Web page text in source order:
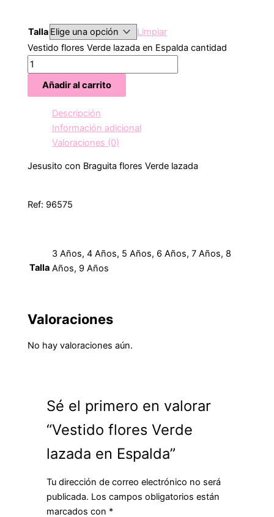
Talla
Limpiar
Vestido flores Verde lazada en Espalda cantidad
Añadir al carrito
Descripción
Información adicional
Valoraciones (0)
Jesusito con Braguita flores Verde lazada
Ref: 96575
Talla
3 Años, 4 Años, 5 Años, 6 Años, 7 Años, 8
Años, 9 Años
Valoraciones
No hay valoraciones aún.
Sé el primero en valorar
“Vestido flores Verde
lazada en Espalda”
Tu dirección de correo electrónico no será
publicada. Los campos obligatorios están
marcados con *